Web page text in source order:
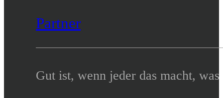
Partner
Gut ist, wenn jeder das macht,